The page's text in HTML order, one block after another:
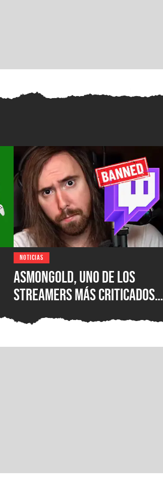
NOTICIAS
Asmongold, uno de los
streamers más criticados
Twitch por sus polémicos
comentarios sobre los